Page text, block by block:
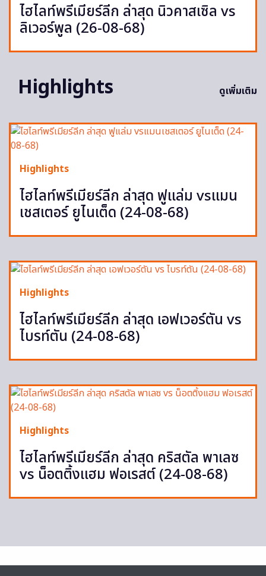
ไฮไลท์พรีเมียร์ลีก ล่าสุด นิวคาสเซิล vs
ลิเวอร์พูล (26-08-68)
Highlights ดูเพิ่มเติม
Highlights
ไฮไลท์พรีเมียร์ลีก ล่าสุด ฟูแล่ม vsแมน
เชสเตอร์ ยูไนเต็ด (24-08-68)
Highlights
ไฮไลท์พรีเมียร์ลีก ล่าสุด เอฟเวอร์ตัน vs
ไบรท์ตัน (24-08-68)
Highlights
ไฮไลท์พรีเมียร์ลีก ล่าสุด คริสตัล พาเลซ
vs น็อตติ้งแฮม ฟอเรสต์ (24-08-68)